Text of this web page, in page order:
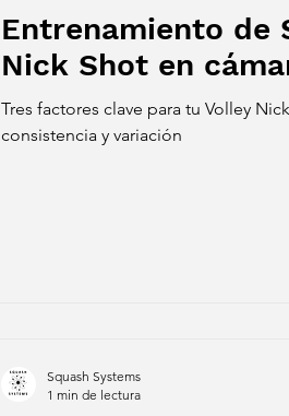
Entrenamiento de
Nick Shot en
Tres factores clave para tu Volley
consistencia y variación
Squash Systems
1 min de lectura